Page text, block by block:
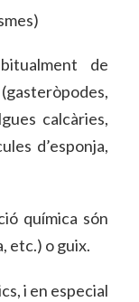
de
calcàries,
d’esponja,
química són
etc.) o guix.
i en especial